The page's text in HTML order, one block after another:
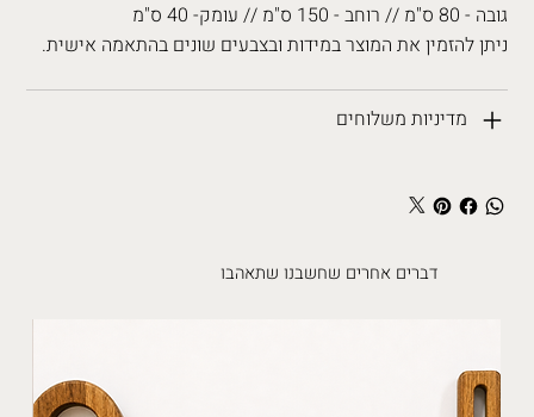
גובה - 80 ס"מ // רוחב - 150 ס"מ // עומק- 40 ס"מ
ניתן להזמין את המוצר במידות ובצבעים שונים בהתאמה אישית.
מדיניות משלוחים
דברים אחרים שחשבנו שתאהבו